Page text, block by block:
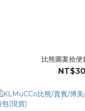
比熊圖案拾便